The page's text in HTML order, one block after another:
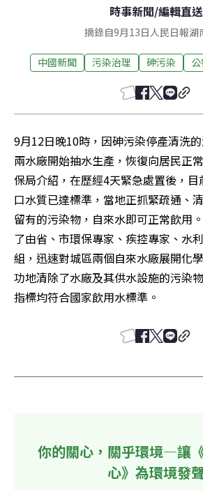
時事新聞/編輯直送
摘錄自9月13日人民日報湖
中國新聞 污染治理 砷污染
9月12日晚10時，因砷污染停產清洗
兩水廠開始抽水生產，恢復向居民正
保局介紹，在歷經4天緊急處置後，
口水質已達標準，當地正抓緊疏通、
留有的污染物，自來水即可正常飲用
了由省、市環保專家、疾控專家、水
組，迅速對城區兩個自來水廠展開化
功地清除了水廠及其供水設施的污染
指標均符合國家飲用水標準。
你的關心，關乎環境—讓
心》為環境發